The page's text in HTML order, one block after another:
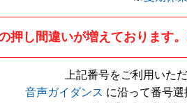
押し間違いが増えております
上記番号をご利用いた
音声ガイダンス に沿って番号